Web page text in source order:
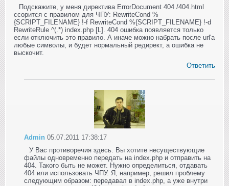
Подскажите, у меня директива ErrorDocument 404 /404.html
ссорится с правилом для ЧПУ: RewriteCond %
{SCRIPT_FILENAME} !-f RewriteCond %{SCRIPT_FILENAME} !-d
RewriteRule ^(.*) index.php [L]. 404 ошибка появляется только
если отключить это правило. А иначе можно набрать после url'a
любые символы, и будет нормальный редирект, а ошибка не
выскочит.
Ответить
Admin 05.07.2011 17:38:17
У Вас противоречия здесь. Вы хотите несуществующие
файлы одновременно передать на index.php и отправить на
404. Такого быть не может. Нужно определиться, отдавать
404 или использовать ЧПУ. Я, например, решил проблему
следующим образом: передавал в index.php, а уже внутри